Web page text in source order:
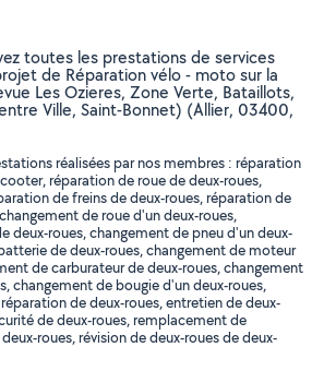
toutes les prestations de services
de Réparation vélo - moto sur la
Les Ozieres, Zone Verte, Bataillots,
Ville, Saint-Bonnet) (Allier, 03400,
réalisées par nos membres : réparation
réparation de roue de deux-roues,
de freins de deux-roues, réparation de
de roue d'un deux-roues,
deux-roues, changement de pneu d'un deux-
de deux-roues, changement de moteur
de carburateur de deux-roues, changement
changement de bougie d'un deux-roues,
de deux-roues, entretien de deux-
de deux-roues, remplacement de
roues, révision de deux-roues de deux-